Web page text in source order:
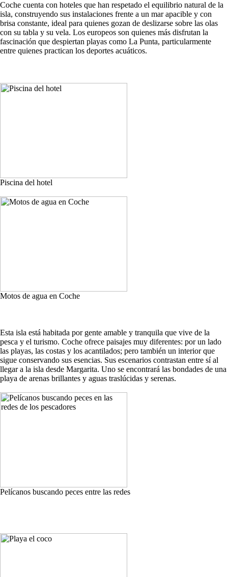
Coche cuenta con hoteles que han respetado el equilibrio natural de la
isla, construyendo sus instalaciones frente a un mar apacible y con
brisa constante, ideal para quienes gozan de deslizarse sobre las olas
con su tabla y su vela. Los europeos son quienes más disfrutan la
fascinación que despiertan playas como La Punta, particularmente
entre quienes practican los deportes acuáticos.
Piscina del hotel
Motos de agua en Coche
Esta isla está habitada por gente amable y tranquila que vive de la
pesca y el turismo. Coche ofrece paisajes muy diferentes: por un lado
las playas, las costas y los acantilados; pero también un interior que
sigue conservando sus esencias. Sus escenarios contrastan entre sí al
llegar a la isla desde Margarita. Uno se encontrará las bondades de una
playa de arenas brillantes y aguas traslúcidas y serenas.
Pelícanos buscando peces entre las redes